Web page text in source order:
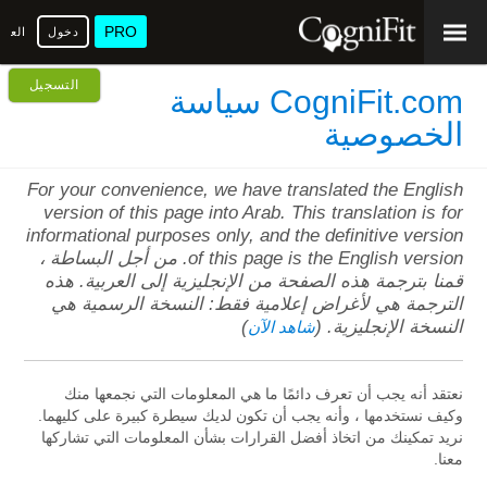
PRO دخول
التسجيل
CogniFit.com سياسة
الخصوصية
For your convenience, we have translated the English
version of this page into Arab. This translation is for
informational purposes only, and the definitive version
of this page is the English version. من أجل البساطة ،
قمنا بترجمة هذه الصفحة من الإنجليزية إلى العربية. هذه
الترجمة هي لأغراض إعلامية فقط: النسخة الرسمية هي
النسخة الإنجليزية. (شاهد الآن)
نعتقد أنه يجب أن تعرف دائمًا ما هي المعلومات التي نجمعها منك
وكيف نستخدمها ، وأنه يجب أن تكون لديك سيطرة كبيرة على كليهما.
نريد تمكينك من اتخاذ أفضل القرارات بشأن المعلومات التي تشاركها
معنا.